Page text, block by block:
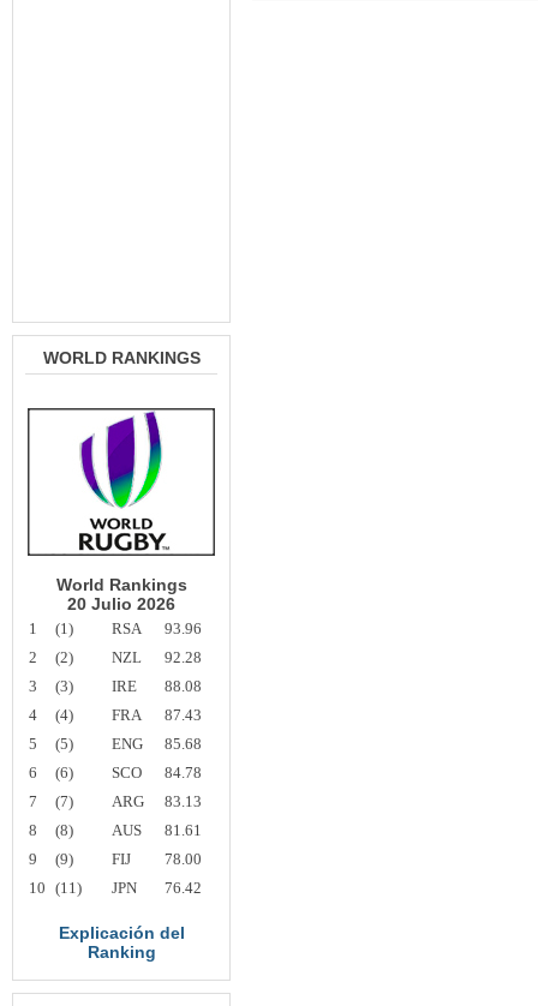
WORLD RANKINGS
World Rankings
20 Julio 2026
1 (1) RSA
93.96
2
(2) NZL
92.28
3
(3) IRE
88.08
4
(4) FRA
87.43
5
(5) ENG
85.68
6
(6) SCO
84.78
7
(7) ARG
83.13
8
(8) AUS
81.61
9
(9) FIJ
78.00
10 (11) JPN 76.42
Explicación del
Ranking